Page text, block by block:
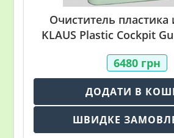
Очиститель
KLAUS Plastic Cockpit
6480 грн
ДОДАТИ В
ШВИДКЕ